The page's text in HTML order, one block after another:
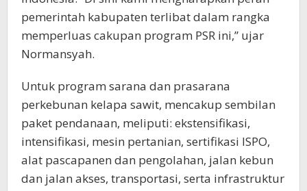
pemerintah kabupaten terlibat dalam rangka
memperluas cakupan program PSR ini,” ujar
Normansyah.
Untuk program sarana dan prasarana
perkebunan kelapa sawit, mencakup sembilan
paket pendanaan, meliputi: ekstensifikasi,
intensifikasi, mesin pertanian, sertifikasi ISPO,
alat pascapanen dan pengolahan, jalan kebun
dan jalan akses, transportasi, serta infrastruktur